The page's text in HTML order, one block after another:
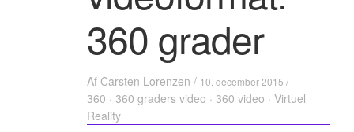
360 grader
Af Carsten Lorenzen / 10. december 2015 /
360 · 360 graders video · 360 video · Virtuel
Reality